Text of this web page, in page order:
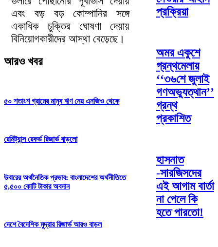
এবং বড় বড় কোম্পানির সঙ্গে
একাধিক চুক্তির ঘোষণা দেয়ায়
বিনিয়োগকারীদের আস্থা বেড়েছে।
আরও খবর
৫০ শতাংশ গ্রামের মানুষ ঋণ নেয় এনজিও থেকে
রেমিট্যান্স রেকর্ড রিজার্ভ বাড়লো
উবারের অর্থনৈতিক প্রভাব: বাংলাদেশের অর্থনীতিতে
৫,৫০০ কোটি টাকার অবদান
দেশে বৈদেশিক মুদ্রার রিজার্ভ আরও বাড়ল
প্রক্রিয়া
অমর একুশে
গ্রন্থমেলায়
‘‘৩৬শে জুলাই
গণঅভ্যুত্থান’’
গ্রন্থ
প্রকাশিত
হাসনাত
-সারজিসদের
এই আগাম বার্তা
না পেলে কি
হতে পারতো!